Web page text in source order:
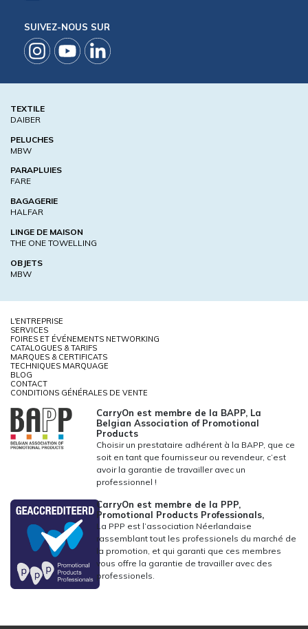
SUIVEZ-NOUS SUR
TEXTILE
DAIBER
PELUCHES
MBW
PARAPLUIES
FARE
BAGAGERIE
HALFAR
LINGE DE MAISON
THE ONE TOWELLING
OBJETS
MBW
L'ENTREPRISE
SERVICES
FOIRES ET ÉVÉNEMENTS NETWORKING
CATALOGUES & TARIFS
MARQUES & CERTIFICATS
TECHNIQUES MARQUAGE
BLOG
CONTACT
CONDITIONS GÉNÉRALES DE VENTE
CarryOn est membre de la BAPP, La
Belgian Association of Promotional
Products
Choisir un prestataire adhérent à la BAPP, que ce
soit en tant que fournisseur ou revendeur, c’est
avoir la garantie de travailler avec un
professionnel !
CarryOn est membre de la PPP,
Promotional Products Professionals,
La PPP est l’association Néerlandaise
rassemblant tout les professionels du marché de
la promotion, et qui garanti que ces membres
vous offre la garantie de travailler avec des
professionels.